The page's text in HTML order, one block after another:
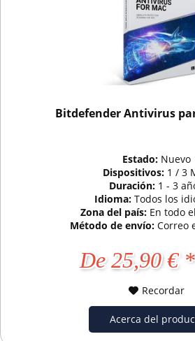
Bitdefender Antivirus
Estado: Nuevo
Dispositivos: 1 / 3
Duración: 1 - 3
Idioma:Todos los
Zona del país: En todo
Método de envío: Correo
De 25,90 € *
Recordar
Acerca del